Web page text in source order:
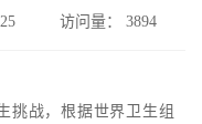
访问量：3894
挑战，根据世界卫生组